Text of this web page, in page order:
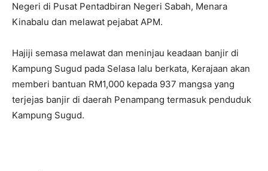
Negeri di Pusat Pentadbiran Negeri Sabah, Menara
Kinabalu dan melawat pejabat APM.
Hajiji semasa melawat dan meninjau keadaan banjir di
Kampung Sugud pada Selasa lalu berkata, Kerajaan akan
memberi bantuan RM1,000 kepada 937 mangsa yang
terjejas banjir di daerah Penampang termasuk penduduk
Kampung Sugud.